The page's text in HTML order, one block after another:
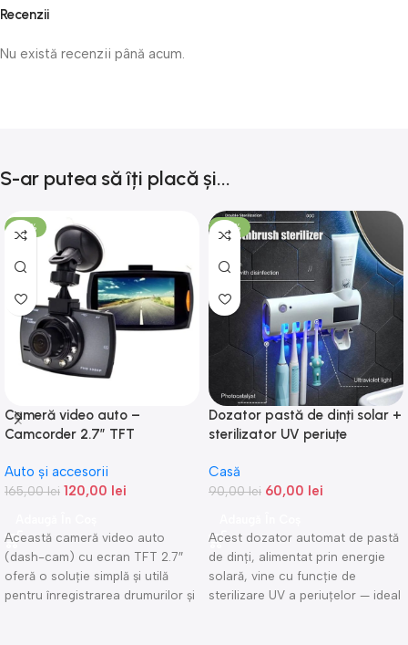
Recenzii
Nu există recenzii până acum.
S-ar putea să îți placă și...
-27%
Cameră video auto –
Camcorder 2.7″ TFT
Auto și accesorii
165,00lei 120,00 lei
Această cameră video auto
(dash-cam) cu ecran TFT 2.7″
oferă o soluție simplă și utilă
pentru înregistrarea drumurilor și
-33%
Dozator pastă de dinți solar +
sterilizator UV periuțe
Casă
90,00lei 60,00 lei
Acest dozator automat de pastă
de dinți, alimentat prin energie
solară, vine cu funcţie de
sterilizare UV a periuţelor — ideal